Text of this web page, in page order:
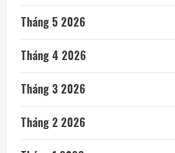
Tháng 5 2026
Tháng 4 2026
Tháng 3 2026
Tháng 2 2026